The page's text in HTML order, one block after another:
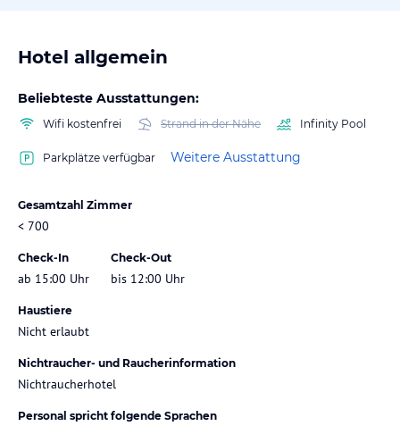
Hotel allgemein
Beliebteste Ausstattungen:
Wifi kostenfrei Strand in der Nähe Infinity Pool
Parkplätze verfügbar Weitere Ausstattung
Gesamtzahl Zimmer
< 700
Check-In
ab 15:00 Uhr
Check-Out
bis 12:00 Uhr
Haustiere
Nicht erlaubt
Nichtraucher- und Raucherinformation
Nichtraucherhotel
Personal spricht folgende Sprachen